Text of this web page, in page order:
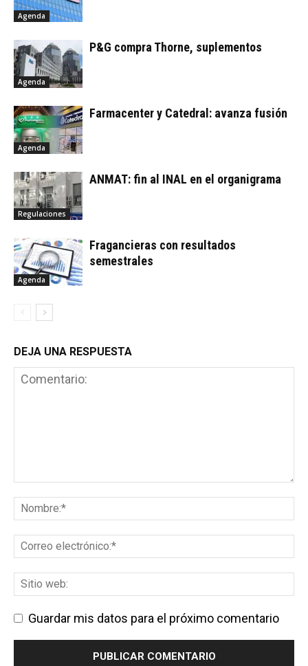
Agenda
Agenda
P&G compra Thorne, suplementos
Agenda
Farmacenter y Catedral: avanza fusión
Regulaciones
ANMAT: fin al INAL en el organigrama
Agenda
Fragancieras con resultados
semestrales
DEJA UNA RESPUESTA
Guardar mis datos para el próximo comentario